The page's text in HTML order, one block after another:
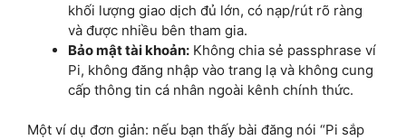
khối lượng giao dịch đủ lớn, có nạp/rút rõ ràng
và được nhiều bên tham gia.
Bảo mật tài khoản: Không chia sẻ passphrase ví
Pi, không đăng nhập vào trang lạ và không cung
cấp thông tin cá nhân ngoài kênh chính thức.
Một ví dụ đơn giản: nếu bạn thấy bài đăng nói “Pi sắp